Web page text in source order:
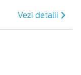
Vezi detalii